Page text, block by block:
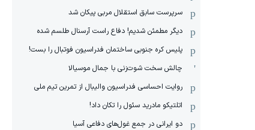
سرپرست سابق استقلال مربی پیکان شد
دیگر مطمئن شدیم! دفاع راست آرسنال طلسم شده
پلیس کره ‌جنوبی ساختمان فدراسیون فوتبال را بست!
چالش سخت شوت‌زنی با جمال موسیالا
روایت احساسی فدراسیون والیبال از تمرین تیم ملی
اتلتیکو مادرید سئول را تکان داد!
دو ایرانی در جمع غول‌های دفاعی آسیا